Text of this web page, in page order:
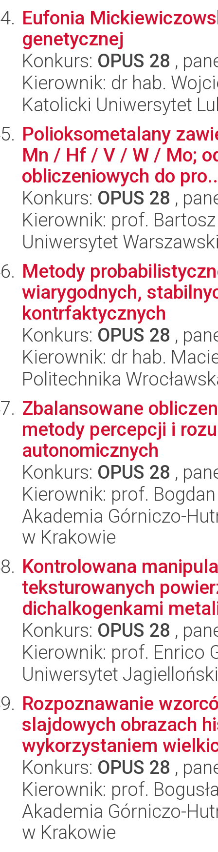
Eufonia
genetycznej
Konkurs: OPUS 28 ,
Kierownik: dr hab.
Katolicki Uniwersytet
Polioksometalany
Mn / Hf / V / W / Mo;
obliczeniowych do
Konkurs: OPUS 28 ,
Kierownik: prof.
Uniwersytet
Metody
wiarygodnych,
kontrfaktycznych
Konkurs: OPUS 28 ,
Kierownik: dr hab.
Politechnika
Zbalansowane
metody percepcji i
autonomicznych
Konkurs: OPUS 28 ,
Kierownik: prof.
Akademia Górniczo-
w Krakowie
Kontrolowana
teksturowanych
dichalkogenkami
Konkurs: OPUS 28 ,
Kierownik: prof. Enrico
Uniwersytet Jagielloński
Rozpoznawanie
slajdowych obrazach
wykorzystaniem
Konkurs: OPUS 28 ,
Kierownik: prof.
Akademia Górniczo-
w Krakowie